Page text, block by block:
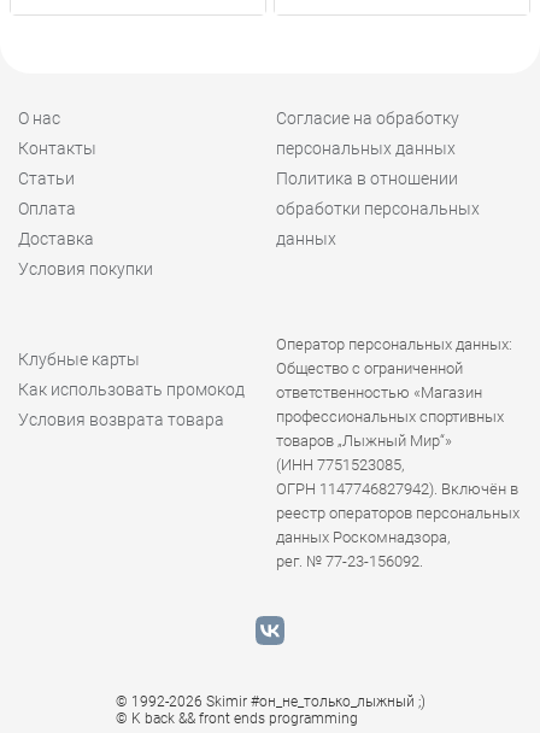
О нас
Контакты
Статьи
Оплата
Доставка
Условия покупки
Согласие на обработку
персональных данных
Политика в отношении
обработки персональных
данных
Клубные карты
Как использовать промокод
Условия возврата товара
Оператор персональных данных:
Общество с ограниченной
ответственностью «Магазин
профессиональных спортивных
товаров „Лыжный Мир“»
(ИНН 7751523085,
ОГРН 1147746827942). Включён в
реестр операторов персональных
данных Роскомнадзора,
рег. № 77-23-156092.
© 1992-2026 Skimir #он_не_только_лыжный ;)
© K back && front ends programming